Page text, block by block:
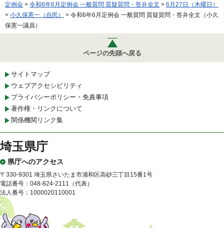
定例会 > 令和6年6月定例会 一般質問 質疑質問・答弁全文 > 6月27日（木曜日）
> 小久保憲一（自民）
> 令和6年6月定例会 一般質問 質疑質問・答弁全文（小久
保憲一議員）
ページの先頭へ戻る
サイトマップ
ウェブアクセシビリティ
プライバシーポリシー・免責事項
著作権・リンクについて
関係機関リンク集
埼玉県庁
県庁へのアクセス
〒330-9301 埼玉県さいたま市浦和区高砂三丁目15番1号
電話番号：048-824-2111（代表）
法人番号：1000020110001